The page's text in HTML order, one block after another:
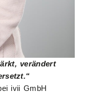
verändert
ivii GmbH